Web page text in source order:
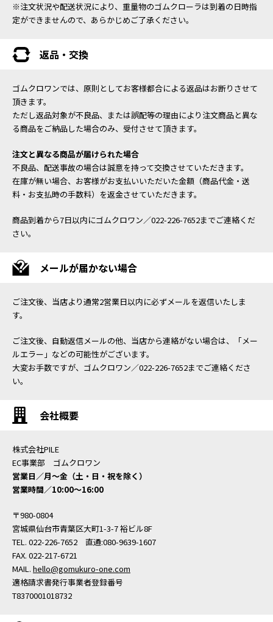
※注文状況や配送状況により、重量物のゴムクローラは到着の日時指
定ができませんので、あらかじめご了承ください。
返品・交換
ゴムクロワンでは、原則としてお客様都合による返品はお断りさせて
頂きます。
ただし返品対象が不良品、または誤配等の理由により注文商品と異な
る商品をご納品した場合のみ、受付させて頂きます。
注文と異なる商品が届けられた場合
不良品、配送事故の場合は誠意を持って交換させていただきます。
在庫が無い場合、お客様がお支払いいただいた金額（商品代金・送
料・お支払時の手数料）を返金させていただきます。
商品到着から7日以内にゴムクロワン／022-226-7652までご連絡くだ
さい。
メールが届かない場合
ご注文後、当店より通常2営業日以内に必ずメールを返信いたしま
す。
ご注文後、自動返信メールの他、当店から連絡がない場合は、「メー
ルエラー」などの可能性がございます。
大変お手数ですが、ゴムクロワン／022-226-7652までご連絡くださ
い。
会社概要
株式会社PILE
EC事業部 ゴムクロワン
営業日／月〜金（土・日・祝を除く）
営業時間／10:00〜16:00
〒980-0804
宮城県仙台市青葉区大町1-3-7 裕ビル8F
TEL. 022-226-7652 直通:080-9639-1607
FAX. 022-217-6721
MAIL. hello@gomukuro-one.com
適格請求書発行事業者登録番号
T8370001018732